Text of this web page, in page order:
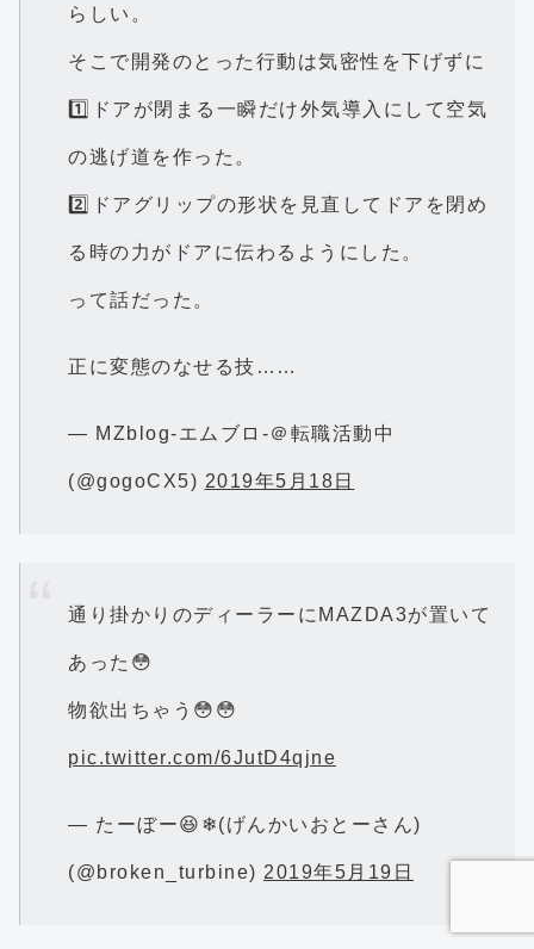
らしい。
そこで開発のとった行動は気密性を下げずに
1️⃣ドアが閉まる一瞬だけ外気導入にして空気
の逃げ道を作った。
2️⃣ドアグリップの形状を見直してドアを閉め
る時の力がドアに伝わるようにした。
って話だった。
正に変態のなせる技……
— MZblog-エムブロ-＠転職活動中
(@gogoCX5) 2019年5月18日
通り掛かりのディーラーにMAZDA3が置いて
あった😳
物欲出ちゃう😳😳
pic.twitter.com/6JutD4qjne
— たーぼー😆❄(げんかいおとーさん)
(@broken_turbine) 2019年5月19日